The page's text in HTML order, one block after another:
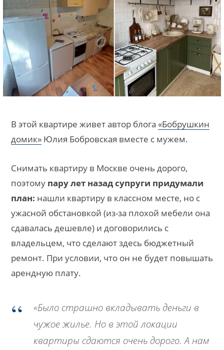
В этой квартире живет автор блога «Бобрушкин
домик» Юлия Бобровская вместе с мужем.
Снимать квартиру в Москве очень дорого,
поэтому пару лет назад супруги придумали
план: нашли квартиру в классном месте, но с
ужасной обстановкой (из-за плохой мебели она
сдавалась дешевле) и договорились с
владельцем, что сделают здесь бюджетный
ремонт. При условии, что он не будет повышать
арендную плату.
«Было страшно вкладывать деньги в
чужое жилье. Но в этой локации
квартиры сдаются очень дорого. А нам